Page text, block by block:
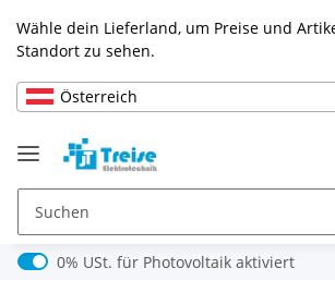
Wähle dein Lieferland, um Preise und
Standort zu sehen.
Österreich
0% USt. für Photovoltaik (§ 12 Abs. 3
0% USt. für Photovoltaik aktiviert